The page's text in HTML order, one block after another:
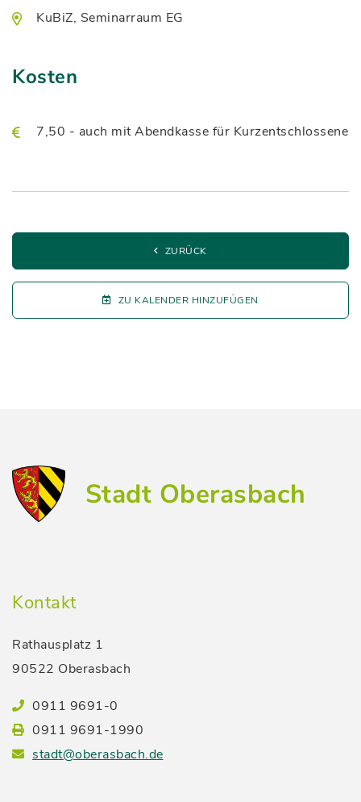
KuBiZ, Seminarraum EG
Kosten
7,50 - auch mit Abendkasse für Kurzentschlossene
ZURÜCK
ZU KALENDER HINZUFÜGEN
Stadt Oberasbach
Kontakt
Rathausplatz 1
90522 Oberasbach
0911 9691-0
0911 9691-1990
stadt@oberasbach.de